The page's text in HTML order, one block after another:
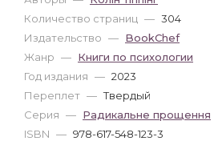
Количество страниц — 304
Издательство — BookChef
Жанр — Книги по психологии
Год издания — 2023
Переплет — Твердый
Серия — Радикальне прощення
ISBN — 978-617-548-123-3